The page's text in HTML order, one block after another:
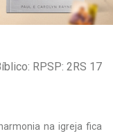
RPSP: 2RS 17
na igreja fica